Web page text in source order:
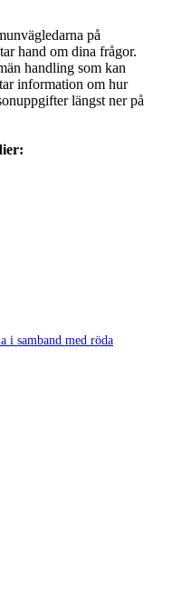
på
hand om dina frågor.
handling som kan
information om hur
längst ner på
i samband med röda